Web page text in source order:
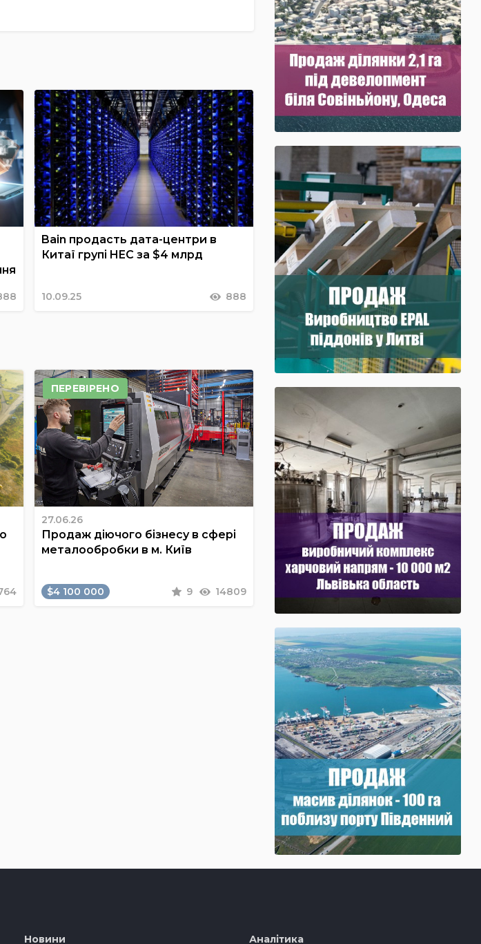
Bain продасть дата-центри в
Китаї групі HEC за $4 млрд
10.09.25 888
ПЕРЕВІРЕНО
27.06.26
Продаж діючого бізнесу в сфері
металообробки в м. Київ
$4 100 000 9 14809
Новини Аналітика